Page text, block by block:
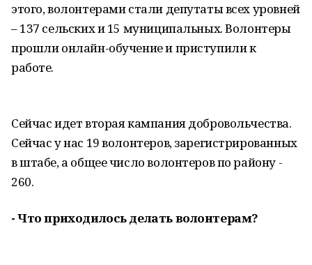
этого, волонтерами стали депутаты всех уровней
– 137 сельских и 15 муниципальных. Волонтеры
прошли онлайн-обучение и приступили к
работе.
Сейчас идет вторая кампания добровольчества.
Сейчас у нас 19 волонтеров, зарегистрированных
в штабе, а общее число волонтеров по району -
260.
- Что приходилось делать волонтерам?